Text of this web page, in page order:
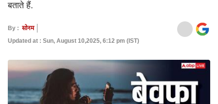
बताते हैं.
By : सोनम
Updated at : Sun, August 10,2025, 6:12 pm (IST)